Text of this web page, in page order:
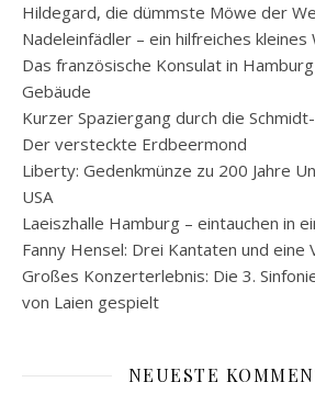
Hildegard, die dümmste Möwe der
Nadeleinfädler – ein hilfreiches kleines
Das französische Konsulat in
Gebäude
Kurzer Spaziergang durch die
Der versteckte Erdbeermond
Liberty: Gedenkmünze zu 200 Jahre
USA
Laeiszhalle Hamburg – eintauchen in
Fanny Hensel: Drei Kantaten und eine
Großes Konzerterlebnis: Die 3.
von Laien gespielt
NEUESTE